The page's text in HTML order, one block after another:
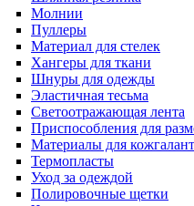
Молнии
Пуллеры
Материал для стелек
Хангеры для ткани
Шнуры для одежды
Эластичная тесьма
Светоотражающая лента
Приспособления для
Материалы для
Термопласты
Уход за одеждой
Полировочные щетки